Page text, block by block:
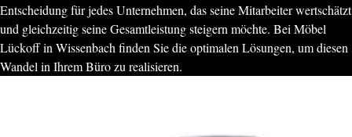
Entscheidung für jedes Unternehmen, das seine Mitarbeiter wertschätzt
und gleichzeitig seine Gesamtleistung steigern möchte. Bei Möbel
Lückoff in Wissenbach finden Sie die optimalen Lösungen, um diesen
Wandel in Ihrem Büro zu realisieren.